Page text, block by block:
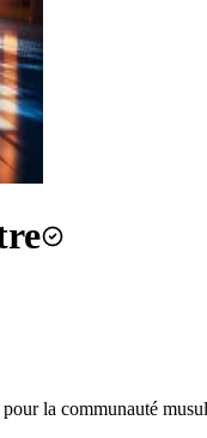
la communauté